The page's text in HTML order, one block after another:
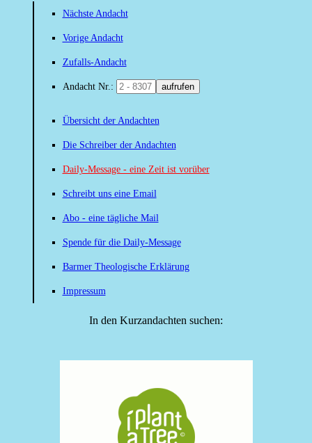
Nächste Andacht
Vorige Andacht
Zufalls-Andacht
Andacht Nr.: aufrufen
Übersicht der Andachten
Die Schreiber der Andachten
Daily-Message - eine Zeit ist vorüber
Schreibt uns eine Email
Abo - eine tägliche Mail
Spende für die Daily-Message
Barmer Theologische Erklärung
Impressum
In den Kurzandachten suchen: